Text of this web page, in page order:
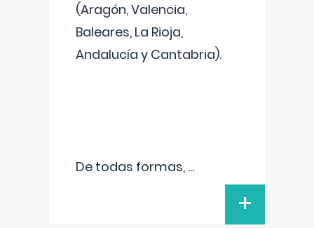
(Aragón, Valencia,
Baleares, La Rioja,
Andalucía y Cantabria).
De todas formas, ...
+